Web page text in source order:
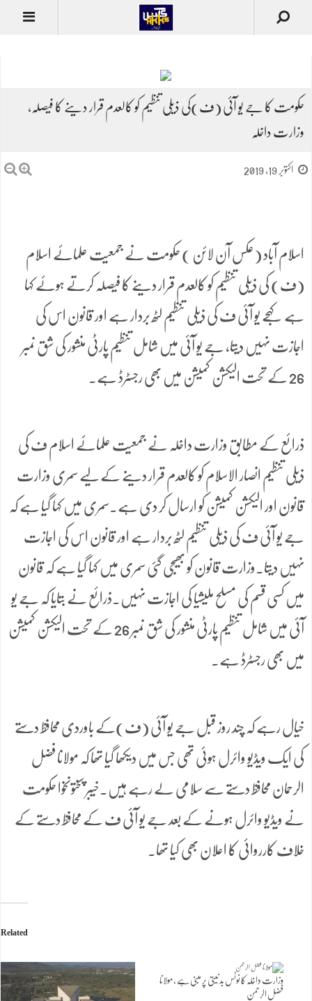
حکومت کا جے یو آئی (ف)کی ذیلی تنظیم کو کالعدم قرار دینے کا فیصلہ،
وزارت داخلہ
اکتوبر 19, 2019
اسلام آباد (عکس آن لائن ) حکومت نے جمعیت علمائے اسلام
(ف) کی ذیلی تنظیم کو کالعدم قرار دینے کا فیصلہ کرتے ہوئے کہا
ہے کہجے یو آئی ف کی ذیلی تنظیم لٹھ بردار ہے اور قانون اس کی
اجازت نہیں دیتا، جے یو آئی میں شامل تنظیم پارٹی منشور کی شق نمبر
26 کے تحت الیکشن کمیشن میں بھی رجسٹرڈ ہے۔
ذرائع کے مطابق وزارت داخلہ نے جمعیت علمائے اسلام ف کی
ذیلی تنظیم انصار الاسلام کو کالعدم قرار دینے کے لیے سمری وزارت
قانون اور الیکشن کمیشن کو ارسال کر دی ہے۔سمری میں کہا گیا ہے کہ
جے یو آئی ف کی ذیلی تنظیم لٹھ بردار ہے اور قانون اس کی اجازت
نہیں دیتا۔وزارت قانون کو بھیجی گئی سمری میں کہا گیا ہے کہ قانون
میں کسی قسم کی مسلح ملیشیا کی اجازت نہیں۔ذرائع نے بتایا کہ جے یو
آئی میں شامل تنظیم پارٹی منشور کی شق نمبر 26 کے تحت الیکشن کمیشن
میں بھی رجسٹرڈ ہے۔
خیال رہے کہ چند روز قبل جے یو آئی (ف)کے باوردی محافظ دستے
کی ایک ویڈیو وائرل ہوئی تھی جس میں دیکھا گیا تھا کہ مولانا فضل
الرحمان محافظ دستے سے سلامی لے رہے ہیں۔خیبر پختونخوا حکومت
نے ویڈیو وائرل ہونے کے بعد جے یو آئی ف کے محافظ دستے کے
خلاف کارروائی کا اعلان بھی کیا تھا۔
Related
وزارت داخلہ کا نوٹس بد نیتی پر مبنی ہے ، مولانا
فضل الرحمن